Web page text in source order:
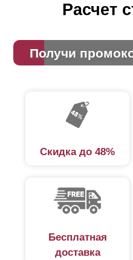
Расчет
Получи
Скидка до 48%
Бесплатная
доставка